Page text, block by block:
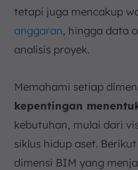
tetapi juga mencakup
anggaran , hingga data
analisis proyek.
Memahami setiap
kepentingan
kebutuhan, mulai dari
siklus hidup aset.
dimensi BIM yang